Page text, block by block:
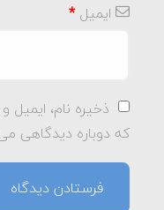
ایمیل*
ذخیره نام، ایمیل
که دوباره دیدگاهی